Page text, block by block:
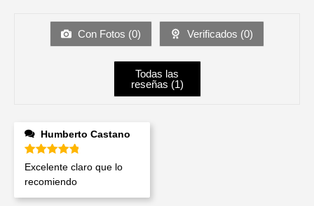
Con Fotos (0) Verificados (0)
Todas las
reseñas (1)
Humberto Castano
Valorado en5 de 5
Excelente claro que lo
recomiendo